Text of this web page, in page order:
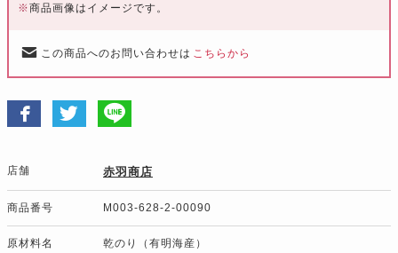
※商品画像はイメージです。
この商品へのお問い合わせは こちらから
店舗 赤羽商店
商品番号 M003-628-2-00090
原材料名 乾のり（有明海産）